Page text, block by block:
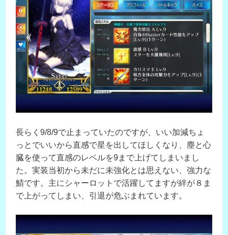
長らく9/8/9で止まっていたのですが、いい加減ちょ
っとでいいから直感で星を出してほしくなり、塵と心
臓を使って直感のレベルを9まで上げてしまいまし
た。実装当初から未だに未強化とは思えない、強力な
鯖です。主にシャーロットで活躍してますが絆が８ま
で上がってしまい、引退が危ぶまれています。